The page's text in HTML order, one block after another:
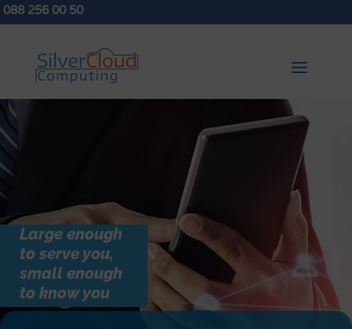
088 256 00 50
Large enough
to serve you,
small enough
to know you